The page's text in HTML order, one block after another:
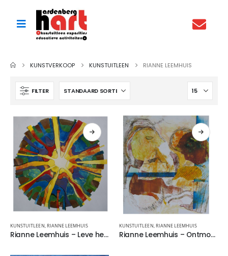
KUNSTVERKOOP KUNSTUITLEEN RIANNE LEEMHUIS
FILTER
KUNSTUITLEEN, RIANNE LEEMHUIS
Rianne Leemhuis – Leve het leven
KUNSTUITLEEN, RIANNE LEEMHUIS
Rianne Leemhuis – Ontmoeting